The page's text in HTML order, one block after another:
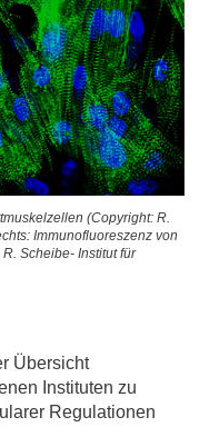
(Copyright: R.
Immunofluoreszenz von
Scheibe- Institut für
Übersicht
Instituten zu
Regulationen